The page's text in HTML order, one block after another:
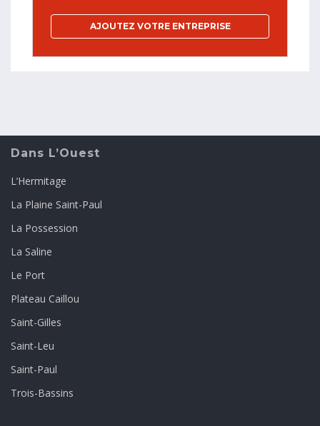
AJOUTEZ VOTRE ENTREPRISE
Dans L’Ouest
L’Hermitage
La Plaine Saint-Paul
La Possession
La Saline
Le Port
Plateau Caillou
Saint-Gilles
Saint-Leu
Saint-Paul
Trois-Bassins